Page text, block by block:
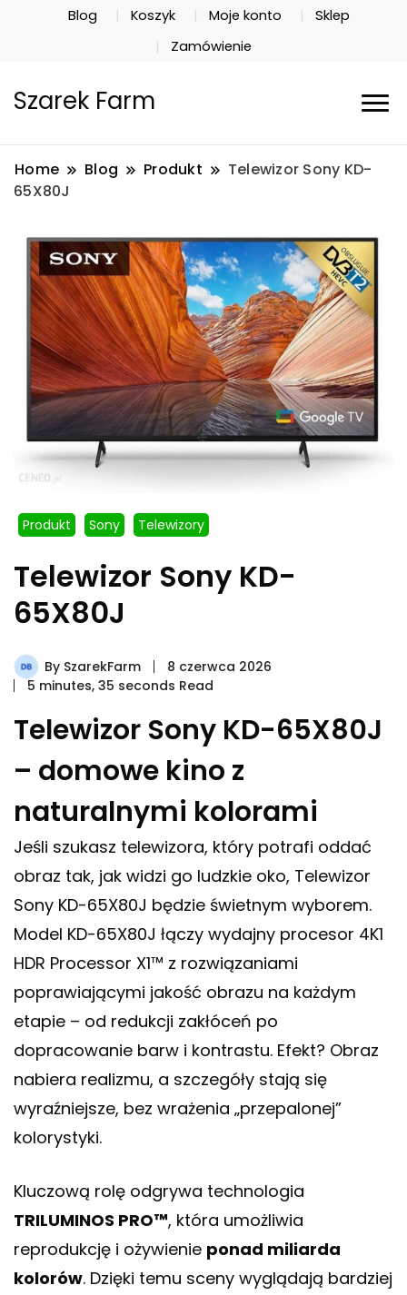
Blog Koszyk Moje konto
Sklep
Zamówienie
Szarek Farm
Home Blog Produkt
Telewizor Sony KD-
65X80J
Produkt Sony Telewizory
Telewizor Sony KD-
65X80J
By SzarekFarm
8 czerwca 2026
5 minutes, 35 seconds Read
Telewizor Sony KD-65X80J
– domowe kino z
naturalnymi kolorami
Jeśli szukasz telewizora, który potrafi oddać
obraz tak, jak widzi go ludzkie oko, Telewizor
Sony KD-65X80J będzie świetnym wyborem.
Model KD-65X80J łączy wydajny procesor 4K1
HDR Processor X1™ z rozwiązaniami
poprawiającymi jakość obrazu na każdym
etapie – od redukcji zakłóceń po
dopracowanie barw i kontrastu. Efekt? Obraz
nabiera realizmu, a szczegóły stają się
wyraźniejsze, bez wrażenia „przepalonej”
kolorystyki.
Kluczową rolę odgrywa technologia
TRILUMINOS PRO™, która umożliwia
reprodukcję i ożywienie ponad miliarda
kolorów. Dzięki temu sceny wyglądają bardziej